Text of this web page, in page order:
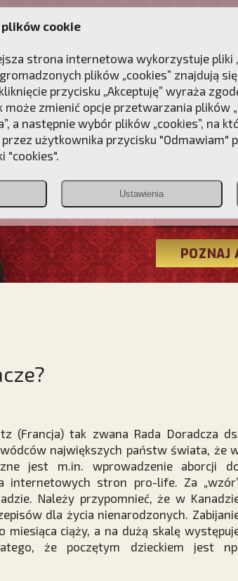
DLA DUSZY
POZNAJ
(Francja) tak zwana Rada Doradcza
największych państw świata, że
jest m.in. wprowadzenie aborcji
internetowych stron pro-life. Za
Należy przypomnieć, że w
dla życia nienarodzonych.
ciąży, a na dużą skalę
że poczętym dzieckiem jest
cookie
strona internetowa wykorzystuje pliki
plików „cookies” znajdują
przycisku „Akceptuję” wyraża
może zmienić opcje przetwarzania plików
a następnie wybór plików „cookies”, na
użytkownika przycisku "Odmawiam"
"cookies".
Ustawienia